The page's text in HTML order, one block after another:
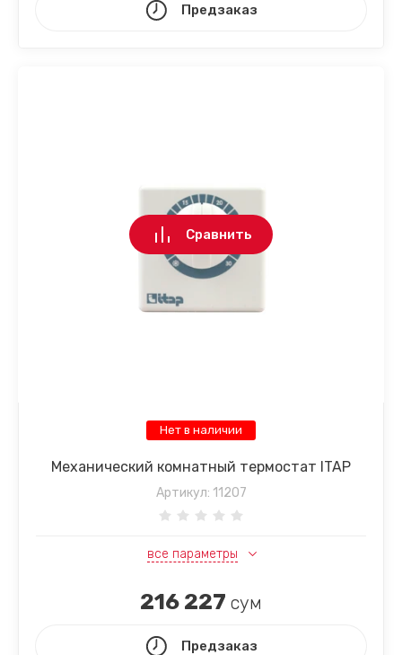
Предзаказ
Нет в наличии
Механический комнатный термостат ITAP
Артикул: 11207
все параметры
Сравнить
216 227 сум
Предзаказ